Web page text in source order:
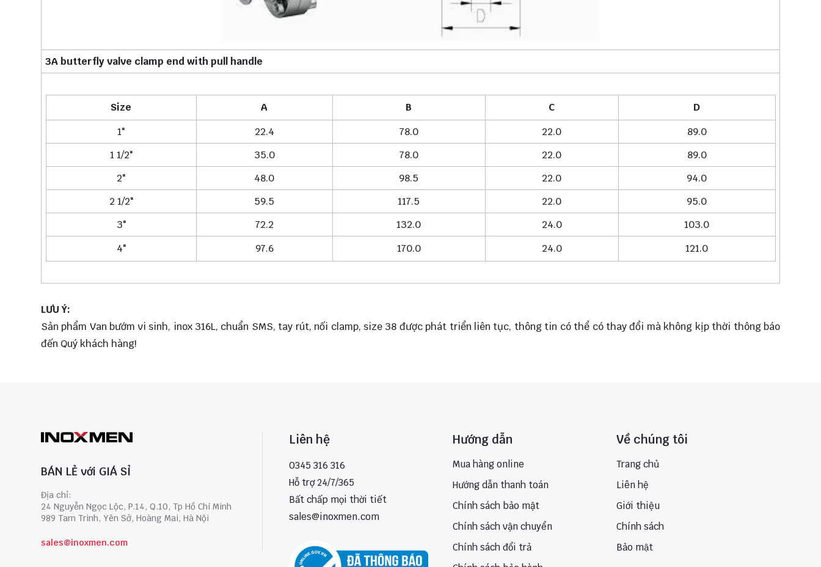
3A butterfly valve clamp end with pull handle
Size A B C
D
1"
22.4 78.0 22.0
89.0
1 1/2"
35.0 78.0 22.0
89.0
2"
48.0 98.5 22.0
94.0
2 1/2"
59.5 117.5 22.0
95.0
3"
72.2 132.0 24.0
103.0
4"
97.6 170.0 24.0 121.0
LƯU Ý:
Sản phẩm Van bướm vi sinh, inox 316L, chuẩn SMS, tay rút, nối clamp, size 38 được phát triển liên tục, thông tin có thể có thay đổi mà không kịp thời thông báo
đến Quý khách hàng!
BÁN LẺ với GIÁ SỈ
Địa chỉ:
24 Nguyễn Ngọc Lộc, P.14, Q.10, Tp Hồ Chí Minh
989 Tam Trinh, Yên Sở, Hoàng Mai, Hà Nội
sales@inoxmen.com
Liên hệ
0345 316 316
Hỗ trợ 24/7/365
Bất chấp mọi thời tiết
sales@inoxmen.com
Hướng dẫn
Mua hàng online
Hướng dẫn thanh toán
Chính sách bảo mật
Chính sách vận chuyển
Chính sách đổi trả
Về chúng tôi
Trang chủ
Liên hệ
Giới thiệu
Chính sách
Bảo mật